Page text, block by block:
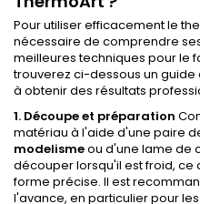
Pour utiliser efficacement le
nécessaire de comprendre
meilleures techniques pour le
trouverez ci-dessous un
à obtenir des résultats
1. Découpe et préparation
matériau à l'aide d'une paire
modelismeou d'une lame de
découper lorsqu'il est froid, ce
forme précise. Il est
l'avance, en particulier pour